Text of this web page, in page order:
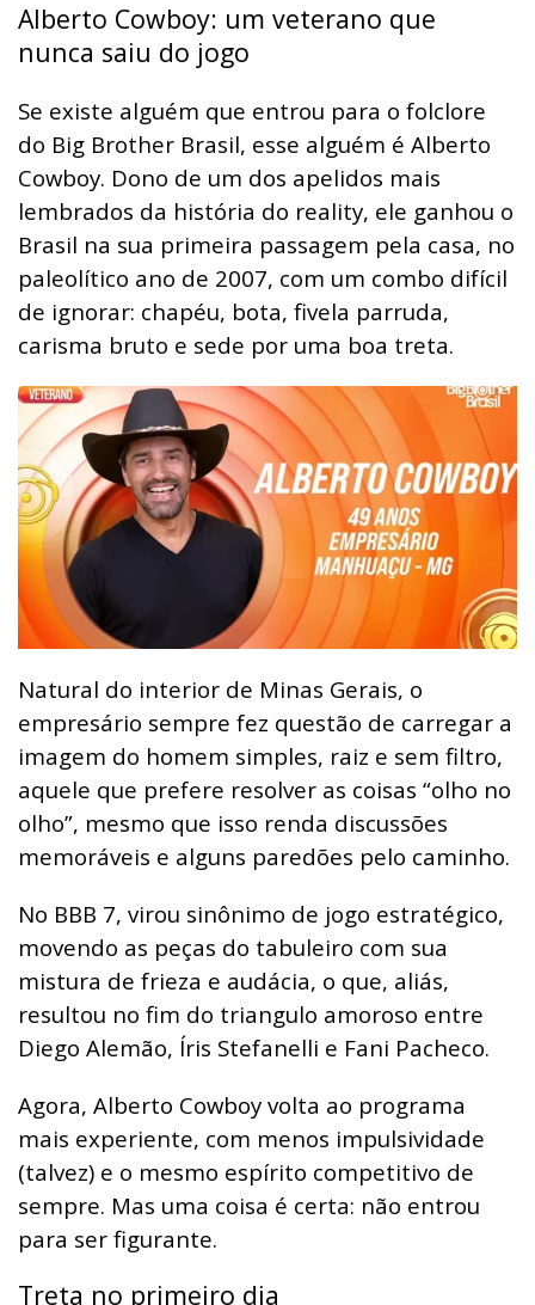
Alberto Cowboy: um veterano que
nunca saiu do jogo
Se existe alguém que entrou para o folclore
do Big Brother Brasil, esse alguém é Alberto
Cowboy. Dono de um dos apelidos mais
lembrados da história do reality, ele ganhou o
Brasil na sua primeira passagem pela casa, no
paleolítico ano de 2007, com um combo difícil
de ignorar: chapéu, bota, fivela parruda,
carisma bruto e sede por uma boa treta.
Natural do interior de Minas Gerais, o
empresário sempre fez questão de carregar a
imagem do homem simples, raiz e sem filtro,
aquele que prefere resolver as coisas “olho no
olho”, mesmo que isso renda discussões
memoráveis e alguns paredões pelo caminho.
No BBB 7, virou sinônimo de jogo estratégico,
movendo as peças do tabuleiro com sua
mistura de frieza e audácia, o que, aliás,
resultou no fim do triangulo amoroso entre
Diego Alemão, Íris Stefanelli e Fani Pacheco.
Agora, Alberto Cowboy volta ao programa
mais experiente, com menos impulsividade
(talvez) e o mesmo espírito competitivo de
sempre. Mas uma coisa é certa: não entrou
para ser figurante.
Treta no primeiro dia